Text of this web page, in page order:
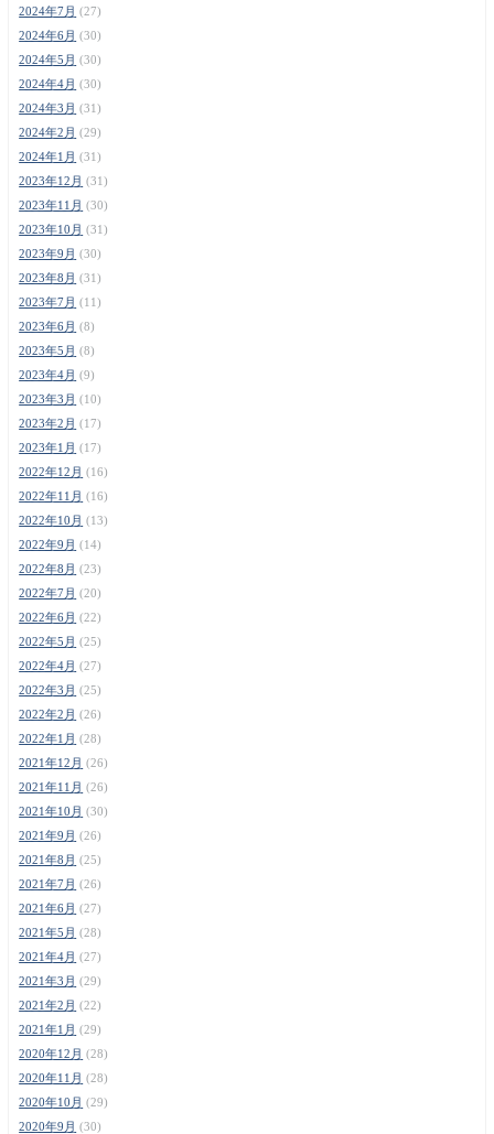
2024年7月 (27)
2024年6月 (30)
2024年5月 (30)
2024年4月 (30)
2024年3月 (31)
2024年2月 (29)
2024年1月 (31)
2023年12月 (31)
2023年11月 (30)
2023年10月 (31)
2023年9月 (30)
2023年8月 (31)
2023年7月 (11)
2023年6月 (8)
2023年5月 (8)
2023年4月 (9)
2023年3月 (10)
2023年2月 (17)
2023年1月 (17)
2022年12月 (16)
2022年11月 (16)
2022年10月 (13)
2022年9月 (14)
2022年8月 (23)
2022年7月 (20)
2022年6月 (22)
2022年5月 (25)
2022年4月 (27)
2022年3月 (25)
2022年2月 (26)
2022年1月 (28)
2021年12月 (26)
2021年11月 (26)
2021年10月 (30)
2021年9月 (26)
2021年8月 (25)
2021年7月 (26)
2021年6月 (27)
2021年5月 (28)
2021年4月 (27)
2021年3月 (29)
2021年2月 (22)
2021年1月 (29)
2020年12月 (28)
2020年11月 (28)
2020年10月 (29)
2020年9月 (30)